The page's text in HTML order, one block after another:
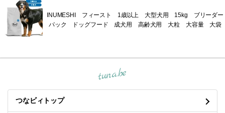
INUMESHI フィースト 1歳以上 大型犬用 15kg ブリーダー
パック ドッグフード 成犬用 高齢犬用 大粒 大容量 大袋
tuna.be
つなビィトップ